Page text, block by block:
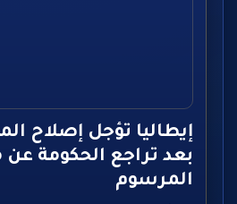
إيطاليا تؤجل إصلاح
بعد تراجع الحكومة
المرسوم